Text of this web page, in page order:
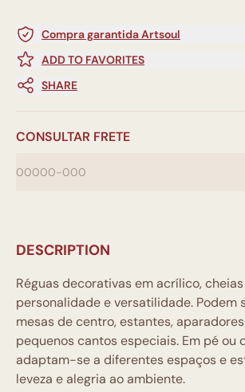
Compra garantida Artsoul
ADD TO FAVORITES
SHARE
CONSULTAR FRETE
DESCRIPTION
Réguas decorativas em acrílico,
personalidade e versatilidade. Podem
mesas de centro, estantes,
pequenos cantos especiais. Em pé ou
adaptam-se a diferentes espaços e
leveza e alegria ao ambiente.